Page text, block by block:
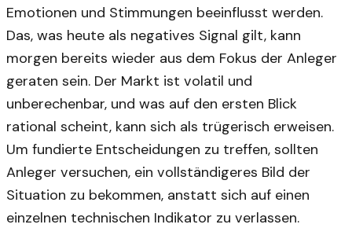
Emotionen und Stimmungen beeinflusst werden.
Das, was heute als negatives Signal gilt, kann
morgen bereits wieder aus dem Fokus der Anleger
geraten sein. Der Markt ist volatil und
unberechenbar, und was auf den ersten Blick
rational scheint, kann sich als trügerisch erweisen.
Um fundierte Entscheidungen zu treffen, sollten
Anleger versuchen, ein vollständigeres Bild der
Situation zu bekommen, anstatt sich auf einen
einzelnen technischen Indikator zu verlassen.